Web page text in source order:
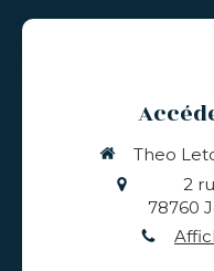
Theo
2
78760